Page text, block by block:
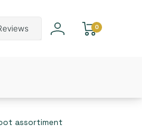
0
assortiment